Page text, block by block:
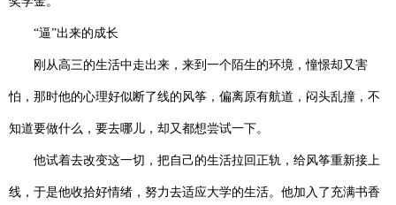
“逼”出来的成长
刚从高三的生活中走出来，来到一个陌生的环境，憧憬却又害
怕，那时他的心理好似断了线的风筝，偏离原有航道，闷头乱撞，不
知道要做什么，要去哪儿，却又都想尝试一下。
他试着去改变这一切，把自己的生活拉回正轨，给风筝重新接上
线，于是他收拾好情绪，努力去适应大学的生活。他加入了充满书香